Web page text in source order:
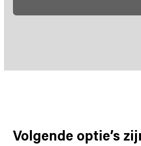
Volgende optie’s